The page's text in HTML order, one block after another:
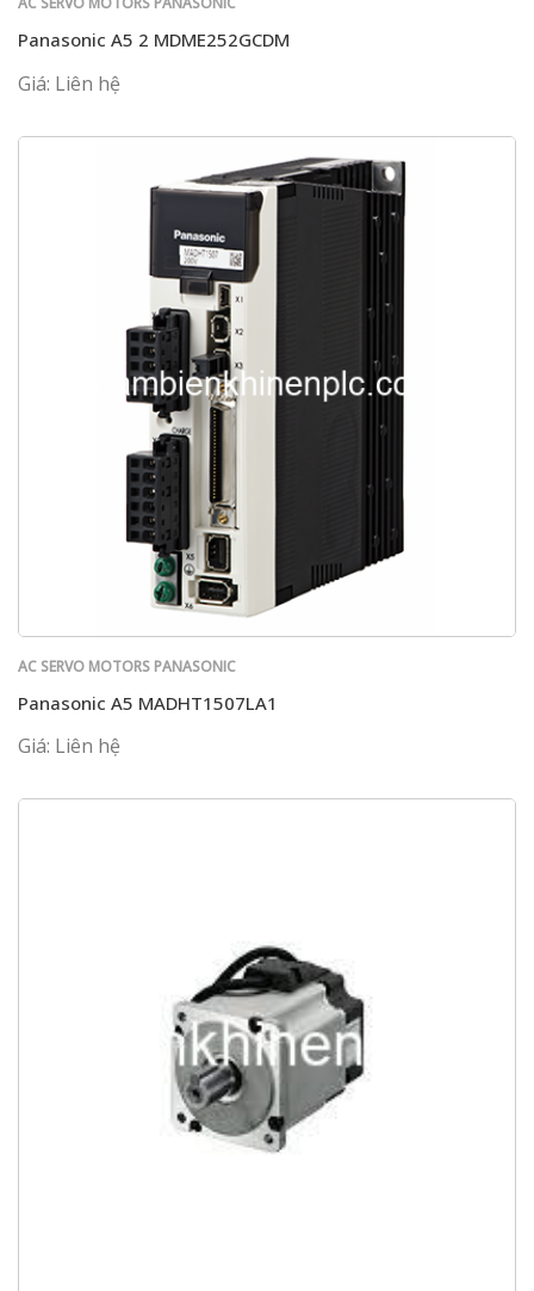
Panasonic A5 2 MDME252GCDM
Giá: Liên hệ
AC SERVO MOTORS PANASONIC
Panasonic A5 MADHT1507LA1
Giá: Liên hệ